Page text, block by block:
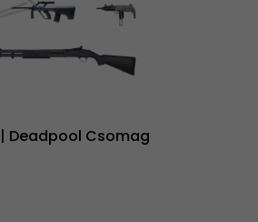
Deadpool Csomag